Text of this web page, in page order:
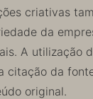
criativas
da
A utilização
citação da
original.